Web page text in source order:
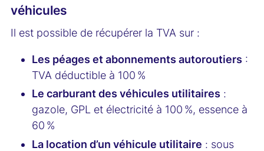
véhicules
Il est possible de récupérer la TVA sur :
Les péages et abonnements autoroutiers :
TVA déductible à 100 %
Le carburant des véhicules utilitaires :
gazole, GPL et électricité à 100 %, essence à
60 %
La location d’un véhicule utilitaire : sous